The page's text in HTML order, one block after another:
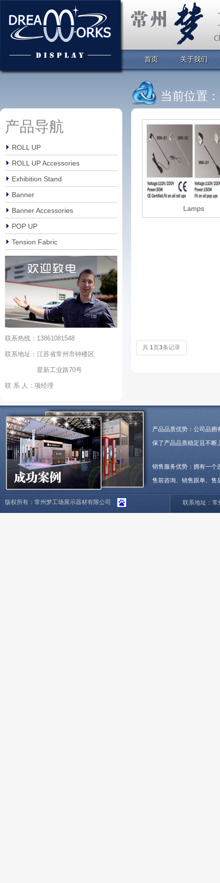
首页 关于我们
产品导航
ROLL UP
ROLL UP Accessories
Exhibition Stand
Banner
Banner Accessories
POP UP
Tension Fabric
联系热线：13861081548
联系地址：江苏省常州市钟楼区
星新工业路70号
联 系 人：项经理
当前位置：
Lamps
共 1页3条记录
产品品质优势：公司品拥
保了产品品质稳定且不断
销售服务优势：拥有一个
售前咨询、销售跟单、售
版权所有：常州梦工场展示器材有限公司 联系地址：